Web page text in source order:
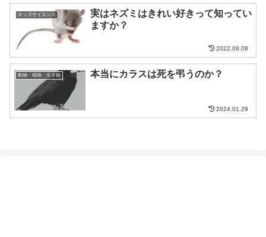
キッズサイエンス
実はネズミはきれい好きって知ってい
ますか？
2022.09.08
動物・植物・生き物 本当にカラスは死を弔うのか？
2024.01.29